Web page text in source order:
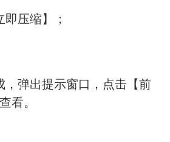
压缩】；
，弹出提示窗口，点击【前
看。